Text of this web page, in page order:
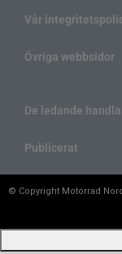
Vår
Övriga webbsidor
De ledande
Publicerat
© Copyright Motorrad